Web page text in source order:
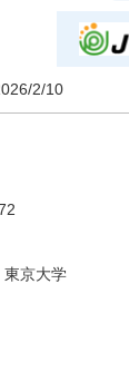
2/10
京大学